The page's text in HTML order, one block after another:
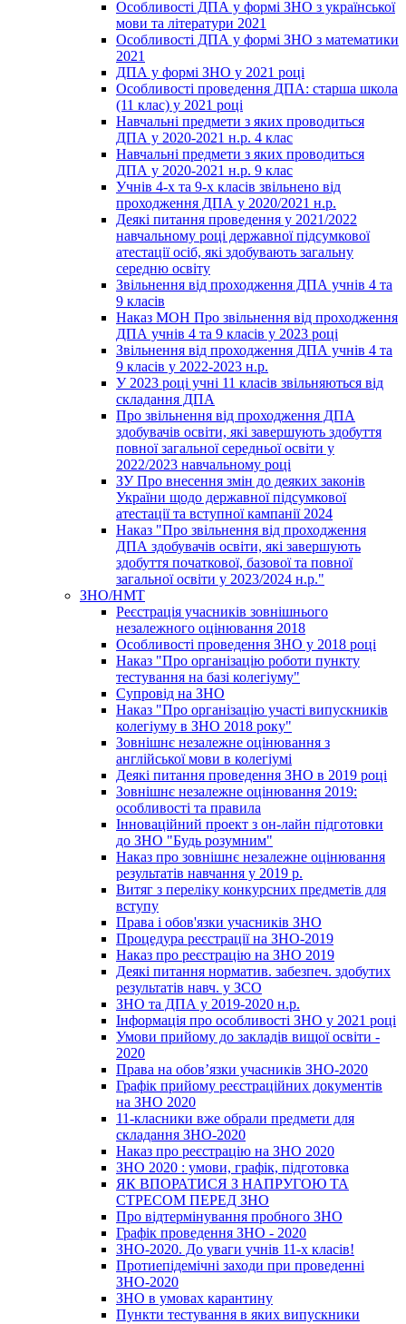
Особливості ДПА у формі ЗНО з української
мови та літератури 2021
Особливості ДПА у формі ЗНО з математики
2021
ДПА у формі ЗНО у 2021 році
Особливості проведення ДПА: старша школа
(11 клас) у 2021 році
Навчальні предмети з яких проводиться
ДПА у 2020-2021 н.р. 4 клас
Навчальні предмети з яких проводиться
ДПА у 2020-2021 н.р. 9 клас
Учнів 4-х та 9-х класів звільнено від
проходження ДПА у 2020/2021 н.р.
Деякі питання проведення у 2021/2022
навчальному році державної підсумкової
атестації осіб, які здобувають загальну
середню освіту
Звільнення від проходження ДПА учнів 4 та
9 класів
Наказ МОН Про звільнення від проходження
ДПА учнів 4 та 9 класів у 2023 році
Звільнення від проходження ДПА учнів 4 та
9 класів у 2022-2023 н.р.
У 2023 році учні 11 класів звільняються від
складання ДПА
Про звільнення від проходження ДПА
здобувачів освіти, які завершують здобуття
повної загальної середньої освіти у
2022/2023 навчальному році
ЗУ Про внесення змін до деяких законів
України щодо державної підсумкової
атестації та вступної кампанії 2024
Наказ "Про звільнення від проходження
ДПА здобувачів освіти, які завершують
здобуття початкової, базової та повної
загальної освіти у 2023/2024 н.р."
ЗНО/НМТ
Реєстрація учасників зовнішнього
незалежного оцінювання 2018
Особливості проведення ЗНО у 2018 році
Наказ "Про організацію роботи пункту
тестування на базі колегіуму"
Супровід на ЗНО
Наказ "Про організацію участі випускників
колегіуму в ЗНО 2018 року"
Зовнішнє незалежне оцінювання з
англійської мови в колегіумі
Деякі питання проведення ЗНО в 2019 році
Зовнішнє незалежне оцінювання 2019:
особливості та правила
Інноваційний проект з он-лайн підготовки
до ЗНО "Будь розумним"
Наказ про зовнішнє незалежне оцінювання
результатів навчання у 2019 р.
Витяг з переліку конкурсних предметів для
вступу
Права і обов'язки учасників ЗНО
Процедура реєстрації на ЗНО-2019
Наказ про реєстрацію на ЗНО 2019
Деякі питання норматив. забезпеч. здобутих
результатів навч. у ЗСО
ЗНО та ДПА у 2019-2020 н.р.
Інформація про особливості ЗНО у 2021 році
Умови прийому до закладів вищої освіти -
2020
Права на обов’язки учасників ЗНО-2020
Графік прийому реєстраційних документів
на ЗНО 2020
11-класники вже обрали предмети для
складання ЗНО-2020
Наказ про реєстрацію на ЗНО 2020
ЗНО 2020 : умови, графік, підготовка
ЯК ВПОРАТИСЯ З НАПРУГОЮ ТА
СТРЕСОМ ПЕРЕД ЗНО
Про відтермінування пробного ЗНО
Графік проведення ЗНО - 2020
ЗНО-2020. До уваги учнів 11-х класів!
Протиепідемічні заходи при проведенні
ЗНО-2020
ЗНО в умовах карантину
Пункти тестування в яких випускники